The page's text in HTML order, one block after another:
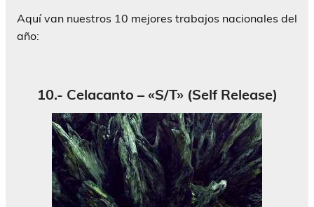
Aquí van nuestros 10 mejores trabajos nacionales del
año:
10.- Celacanto – «S/T» (Self Release)